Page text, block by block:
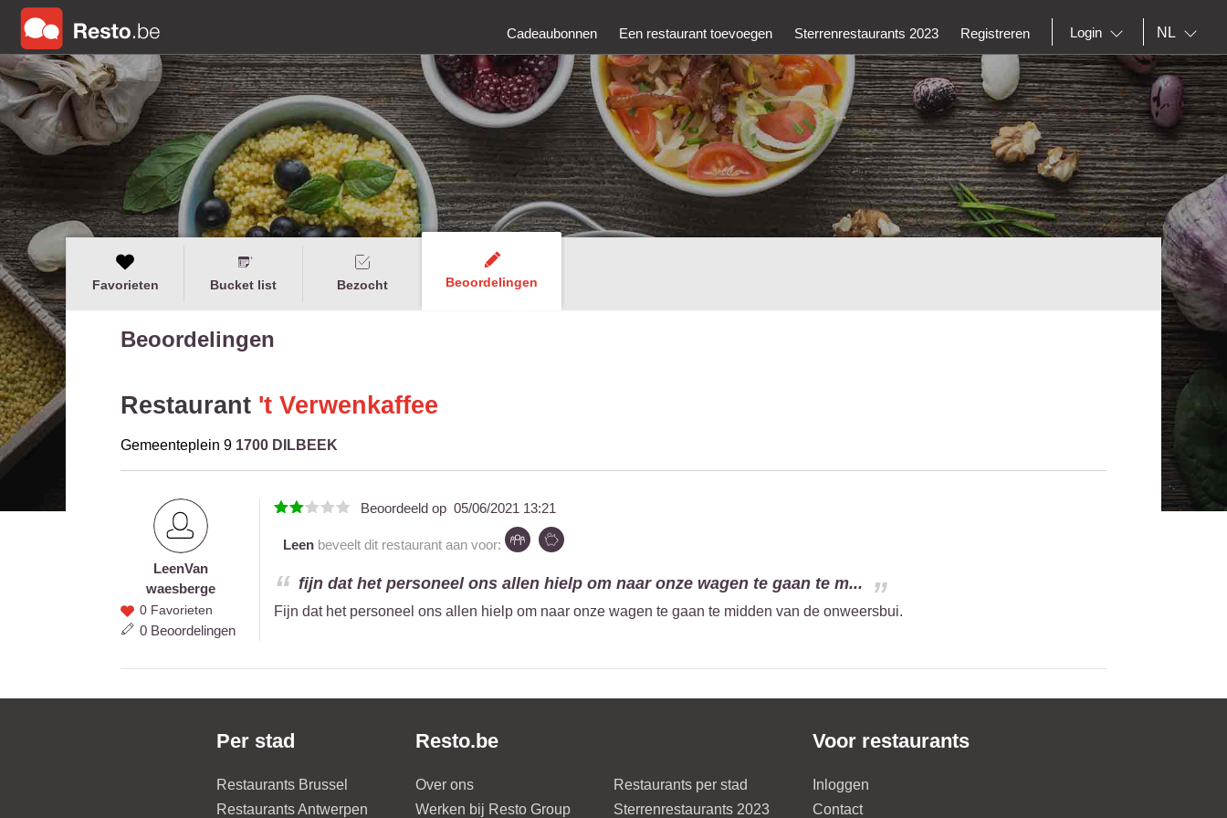
Cadeaubonnen Een restaurant toevoegen Sterrenrestaurants 2023 Registreren Login NL
Favorieten Bucket list Bezocht Beoordelingen
Beoordelingen
Restaurant 't Verwenkaffee
Gemeenteplein 9 1700 DILBEEK
Leen
Van
waesberge
LeenVan
waesberge
0 Favorieten
0 Beoordelingen
Beoordeeld op 05/06/2021 13:21
Leen beveelt dit restaurant aan voor:
fijn dat het personeel ons allen hielp om naar onze wagen te gaan te m...
Fijn dat het personeel ons allen hielp om naar onze wagen te gaan te midden van de onweersbui.
Per stad
Restaurants Brussel
Restaurants Antwerpen
Resto.be
Over ons
Werken bij Resto Group
Restaurants per stad
Sterrenrestaurants 2023
Voor restaurants
Inloggen
Contact